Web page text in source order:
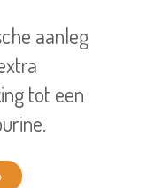
aanleg
tot een